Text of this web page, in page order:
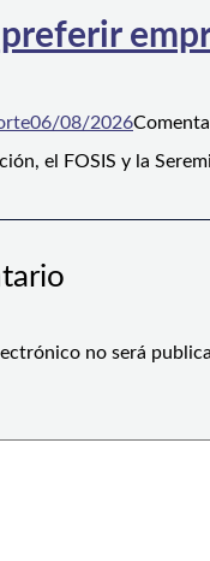
preferir
06/08/2026
el FOSIS y la
no será